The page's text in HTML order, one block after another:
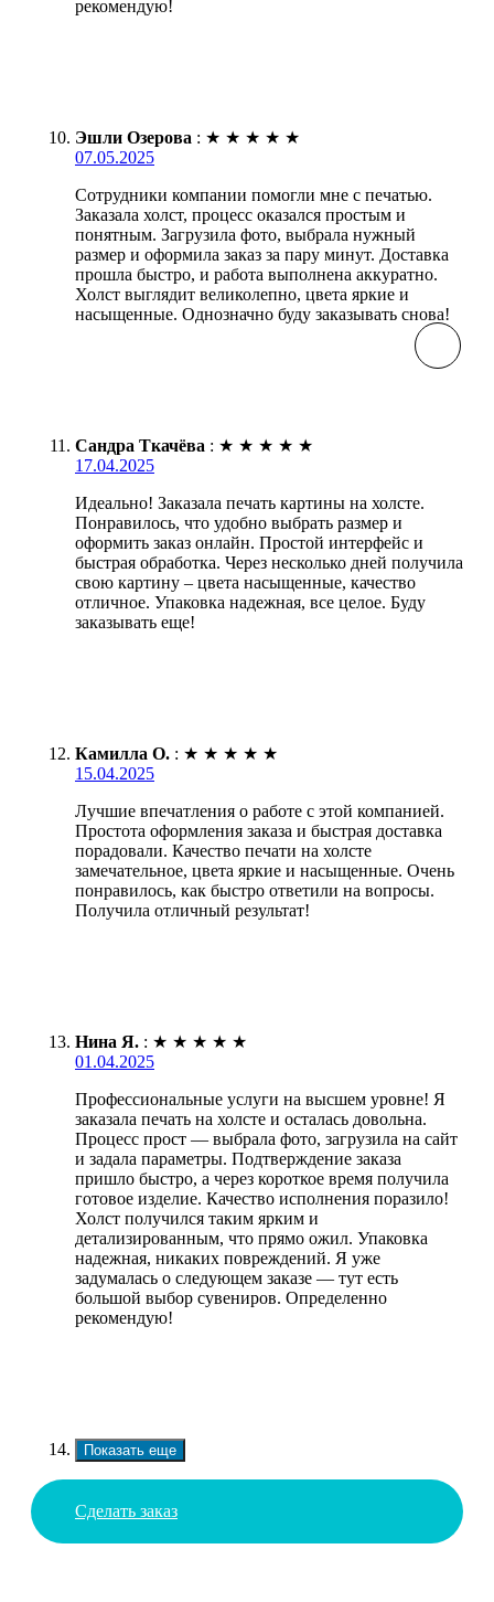
рекомендую!
Эшли Озерова : ★ ★ ★ ★ ★
07.05.2025
Сотрудники компании помогли мне с печатью.
Заказала холст, процесс оказался простым и
понятным. Загрузила фото, выбрала нужный
размер и оформила заказ за пару минут. Доставка
прошла быстро, и работа выполнена аккуратно.
Холст выглядит великолепно, цвета яркие и
насыщенные. Однозначно буду заказывать снова!
Сандра Ткачёва : ★ ★ ★ ★ ★
17.04.2025
Идеально! Заказала печать картины на холсте.
Понравилось, что удобно выбрать размер и
оформить заказ онлайн. Простой интерфейс и
быстрая обработка. Через несколько дней получила
свою картину – цвета насыщенные, качество
отличное. Упаковка надежная, все целое. Буду
заказывать еще!
Камилла О. : ★ ★ ★ ★ ★
15.04.2025
Лучшие впечатления о работе с этой компанией.
Простота оформления заказа и быстрая доставка
порадовали. Качество печати на холсте
замечательное, цвета яркие и насыщенные. Очень
понравилось, как быстро ответили на вопросы.
Получила отличный результат!
Нина Я. : ★ ★ ★ ★ ★
01.04.2025
Профессиональные услуги на высшем уровне! Я
заказала печать на холсте и осталась довольна.
Процесс прост — выбрала фото, загрузила на сайт
и задала параметры. Подтверждение заказа
пришло быстро, а через короткое время получила
готовое изделие. Качество исполнения поразило!
Холст получился таким ярким и
детализированным, что прямо ожил. Упаковка
надежная, никаких повреждений. Я уже
задумалась о следующем заказе — тут есть
большой выбор сувениров. Определенно
рекомендую!
Показать еще
Сделать заказ